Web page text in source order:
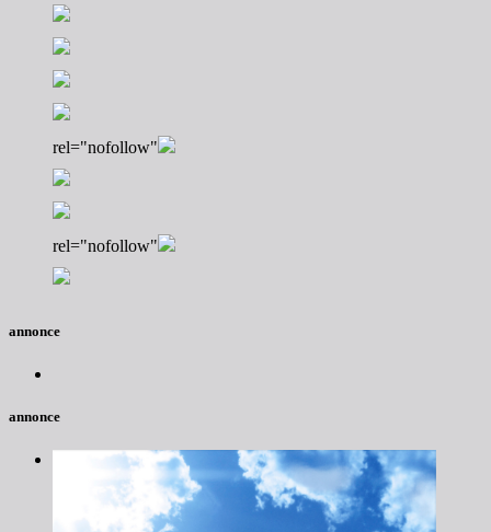
rel="nofollow"
rel="nofollow"
annonce
annonce